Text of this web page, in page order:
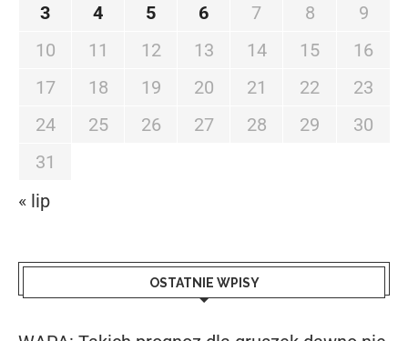
3
4 5 6 7 8
9
10
11 12 13 14 15
16
17
18 19 20 21 22
23
24
25 26 27 28 29
30
31
« lip
OSTATNIE WPISY